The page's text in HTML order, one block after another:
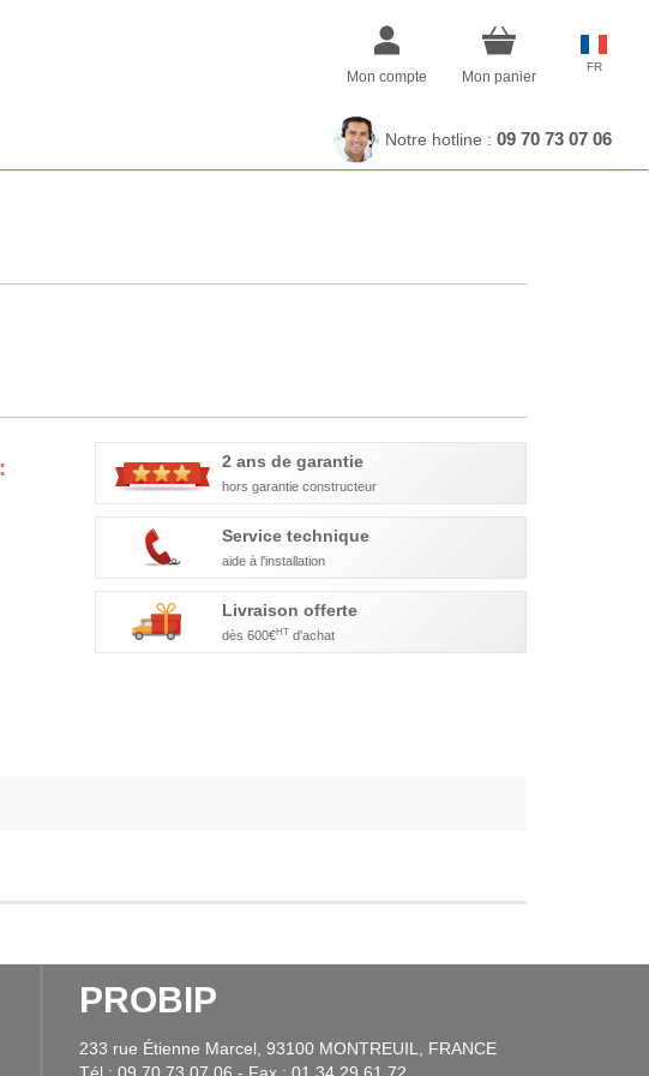
Mon compte Mon panier
FR
Notre hotline : 09 70 73 07 06
2 ans de garantie
hors garantie constructeur
Service technique
aide à l'installation
Livraison offerte
dès 600€HT d'achat
PROBIP
233 rue Étienne Marcel, 93100 MONTREUIL, FRANCE